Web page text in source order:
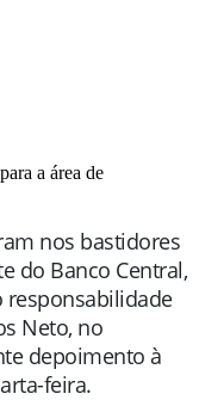
a área de
nos bastidores
do Banco Central,
responsabilidade
Neto, no
depoimento à
feira.